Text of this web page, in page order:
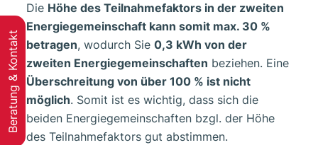
Beratung & Kontakt
Die Höhe des Teilnahmefaktors in der zweiten
Energiegemeinschaft kann somit max. 30 %
betragen, wodurch Sie 0,3 kWh von der
zweiten Energiegemeinschaften beziehen. Eine
Überschreitung von über 100 % ist nicht
möglich. Somit ist es wichtig, dass sich die
beiden Energiegemeinschaften bzgl. der Höhe
des Teilnahmefaktors gut abstimmen.